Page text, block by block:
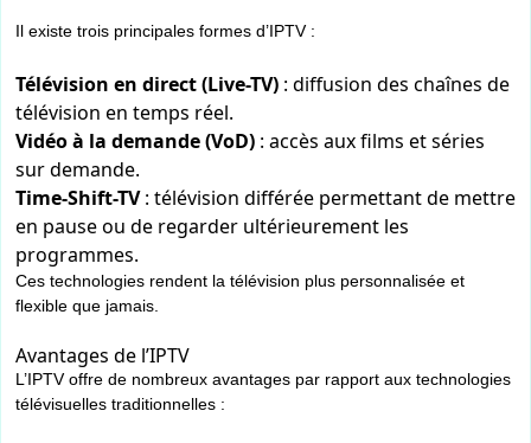
Il existe trois principales formes d’IPTV :
Télévision en direct (Live-TV) : diffusion des chaînes de
télévision en temps réel.
Vidéo à la demande (VoD) : accès aux films et séries
sur demande.
Time-Shift-TV: télévision différée permettant de mettre
en pause ou de regarder ultérieurement les
programmes.
Ces technologies rendent la télévision plus personnalisée et
flexible que jamais.
Avantages de l’IPTV
L’IPTV offre de nombreux avantages par rapport aux technologies
télévisuelles traditionnelles :